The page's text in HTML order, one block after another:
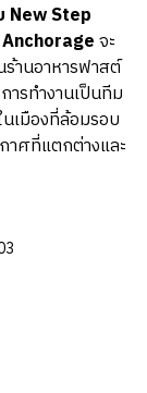
New Step
จะ
ร้านอาหารฟาสต์
ารทำงานเป็นทีม
เมืองที่ล้อมรอบ
าศที่แตกต่างและ